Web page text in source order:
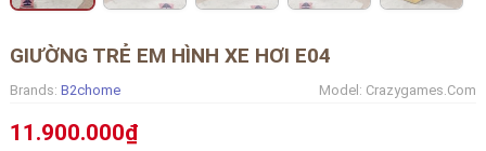
GIƯỜNG TRẺ EM HÌNH XE HƠI E04
Brands: B2chome Model: Crazygames.com
11.900.000₫